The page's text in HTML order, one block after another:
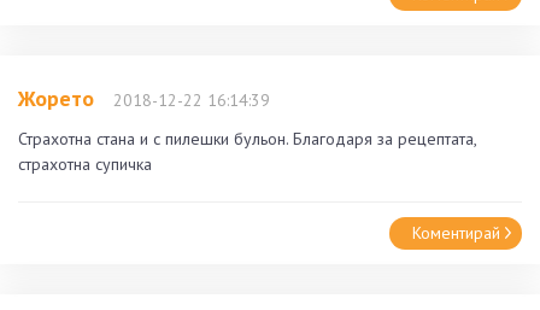
Жорето
2018-12-22 16:14:39
Страхотна стана и с пилешки бульон. Благодаря за рецептата,
страхотна супичка
Коментирай